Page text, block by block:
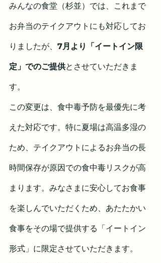
みんなの食堂（杉並）では、これまで
お弁当のテイクアウトにも対応してお
りましたが、 7月より「イートイン限
定」でのご提供とさせていただきま
す。
この変更は、食中毒予防を最優先に考
えた対応です。特に夏場は高温多湿の
ため、テイクアウトによるお弁当の長
時間保存が原因での食中毒リスクが高
まります。みなさまに安心してお食事
を楽しんでいただくため、あたたかい
食事をその場で提供する「イートイン
形式」に限定させていただきます。